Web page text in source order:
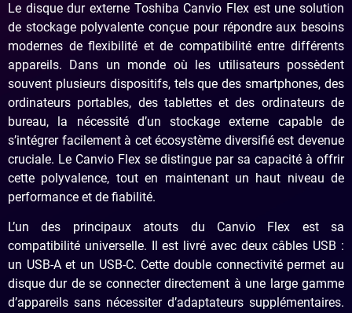
Le disque dur externe Toshiba Canvio Flex est une solution
de stockage polyvalente conçue pour répondre aux besoins
modernes de flexibilité et de compatibilité entre différents
appareils. Dans un monde où les utilisateurs possèdent
souvent plusieurs dispositifs, tels que des smartphones, des
ordinateurs portables, des tablettes et des ordinateurs de
bureau, la nécessité d’un stockage externe capable de
s’intégrer facilement à cet écosystème diversifié est devenue
cruciale. Le Canvio Flex se distingue par sa capacité à offrir
cette polyvalence, tout en maintenant un haut niveau de
performance et de fiabilité.
L’un des principaux atouts du Canvio Flex est sa
compatibilité universelle. Il est livré avec deux câbles USB :
un USB-A et un USB-C. Cette double connectivité permet au
disque dur de se connecter directement à une large gamme
d’appareils sans nécessiter d’adaptateurs supplémentaires.